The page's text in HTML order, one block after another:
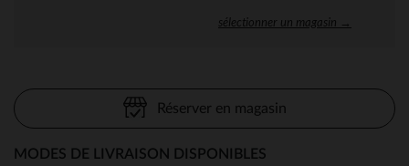
sélectionner un magasin →
Réserver en magasin
MODES DE LIVRAISON DISPONIBLES